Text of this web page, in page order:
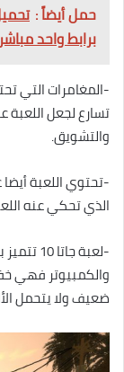
حمل أيضاً :
برابط واحد
-المغامرات التي
تسارع لجعل
والتشويق.
-تحتوي اللعبة
الذي تحكي عنه
-لعبة
والكمبيوتر فهي
ضعيف ولا يتحمل